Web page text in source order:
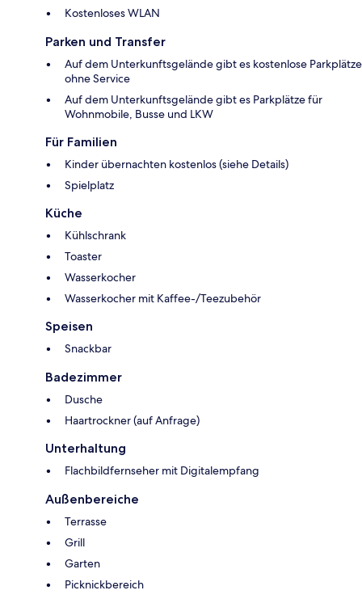
Kostenloses WLAN
Parken und Transfer
Auf dem Unterkunftsgelände gibt es kostenlose Parkplätze
ohne Service
Auf dem Unterkunftsgelände gibt es Parkplätze für
Wohnmobile, Busse und LKW
Für Familien
Kinder übernachten kostenlos (siehe Details)
Spielplatz
Küche
Kühlschrank
Toaster
Wasserkocher
Wasserkocher mit Kaffee-/Teezubehör
Speisen
Snackbar
Badezimmer
Dusche
Haartrockner (auf Anfrage)
Unterhaltung
Flachbildfernseher mit Digitalempfang
Außenbereiche
Terrasse
Grill
Garten
Picknickbereich